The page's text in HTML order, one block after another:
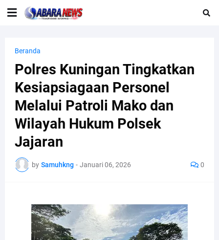
Beranda
Polres Kuningan Tingkatkan
Kesiapsiagaan Personel
Melalui Patroli Mako dan
Wilayah Hukum Polsek
Jajaran
by Samuhkng - Januari 06, 2026 0